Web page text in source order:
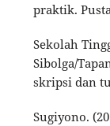
praktik.
Sekolah
Sibolga/
skripsi dan
Sugiyono.